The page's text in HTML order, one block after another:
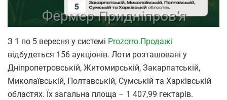
З 1 по 5 вересня у системі Prozorro.Продажі
відбудеться 156 аукціонів. Лоти розташовані у
Дніпропетровській, Житомирській, Закарпатській,
Миколаївській, Полтавській, Сумській та Харківській
областях. Їх загальна площа – 1 407,99 гектарів.